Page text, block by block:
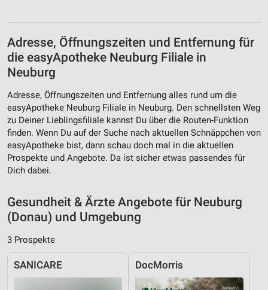
Adresse, Öffnungszeiten und Entfernung für
die easyApotheke Neuburg Filiale in
Neuburg
Adresse, Öffnungszeiten und Entfernung alles rund um die
easyApotheke Neuburg Filiale in Neuburg. Den schnellsten Weg
zu Deiner Lieblingsfiliale kannst Du über die Routen-Funktion
finden. Wenn Du auf der Suche nach aktuellen Schnäppchen von
easyApotheke bist, dann schau doch mal in die aktuellen
Prospekte und Angebote. Da ist sicher etwas passendes für
Dich dabei.
Gesundheit & Ärzte Angebote für Neuburg
(Donau) und Umgebung
3 Prospekte
SANICARE DocMorris
Messung der Performance von Inhalten
Analyse von Zielgruppen durch Statistiken oder
Kombinationen von Daten aus verschiedenen
Quellen
Entwicklung und Verbesserung der Angebote
Verwendung reduzierter Daten zur Auswahl von
Inhalten
IAB-Besonderheiten:
Verwendung genauer Standortdaten
Geräte anhand von aktiv angeforderten
Informationen identifizieren